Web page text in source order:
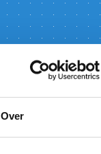
Over